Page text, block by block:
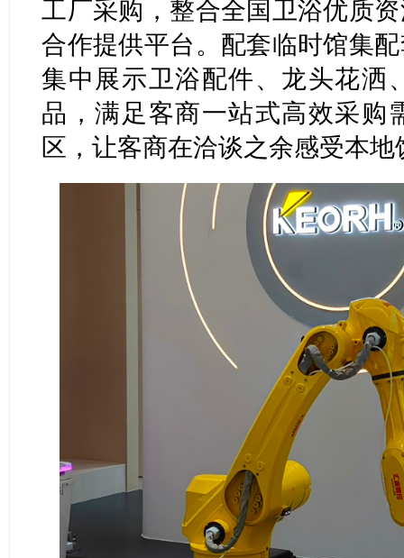
工厂采购，整合全国卫浴优质
合作提供平台。配套临时馆集
集中展示卫浴配件、龙头花洒
品，满足客商一站式高效采购
区，让客商在洽谈之余感受本